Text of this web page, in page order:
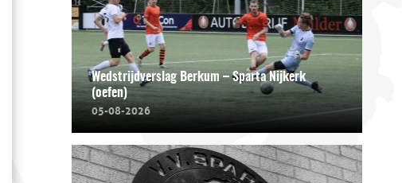
Wedstrijdverslag Berkum – Sparta Nijkerk
(oefen)
05-08-2026